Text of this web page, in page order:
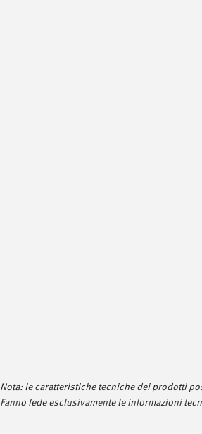
Nota: le caratteristiche tecniche dei prodotti
Fanno fede esclusivamente le informazioni